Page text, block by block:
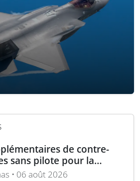
de contre-
sans pilote pour la
• 06 août 2026